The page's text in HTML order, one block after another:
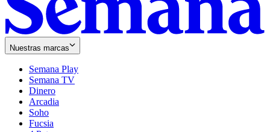
Nuestras marcas
Semana Play
Semana TV
Dinero
Arcadia
Soho
in
Fucsia